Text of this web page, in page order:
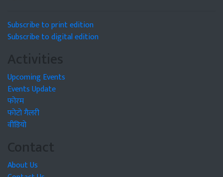
Subscribe to print edition
Subscribe to digital edition
Activities
Upcoming Events
Events Update
फोरम
फोटो गैलरी
वीडियो
Contact
About Us